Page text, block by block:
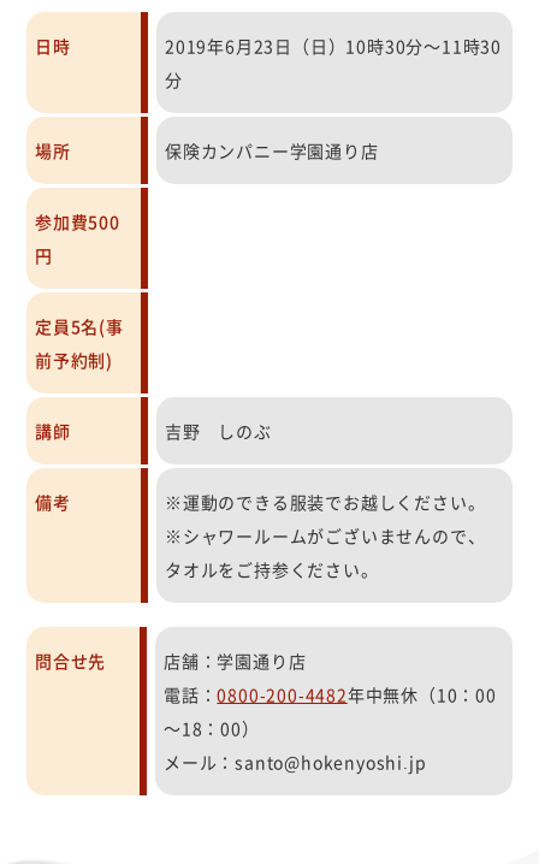
日時
2019年6月23日（日）10時30分～11時30
分
場所 保険カンパニー学園通り店
参加費500
円
定員5名(事
前予約制)
講師 吉野 しのぶ
備考
※運動のできる服装でお越しください。
※シャワールームがございませんので、
タオルをご持参ください。
問合せ先
店舗：学園通り店
電話：0800-200-4482年中無休（10：00
～18：00）
メール：santo@hokenyoshi.jp